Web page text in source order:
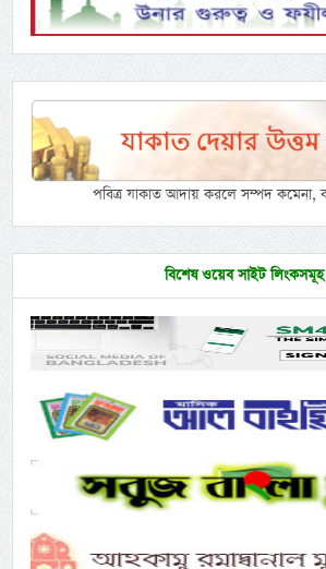
পবিত্র যাকাত আদায় করলে সম্পদ কমেনা,
বিশেষ ওয়েব সাইট লিংকসমূহ